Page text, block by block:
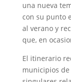
una nueva
con su punto
al verano y
que, en
El itinerario
municipios